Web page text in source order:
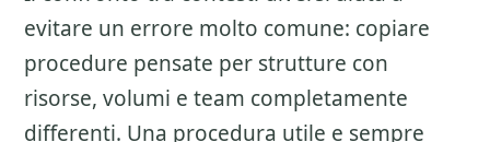
evitare un errore molto comune: copiare
procedure pensate per strutture con
risorse, volumi e team completamente
differenti. Una procedura utile e sempre